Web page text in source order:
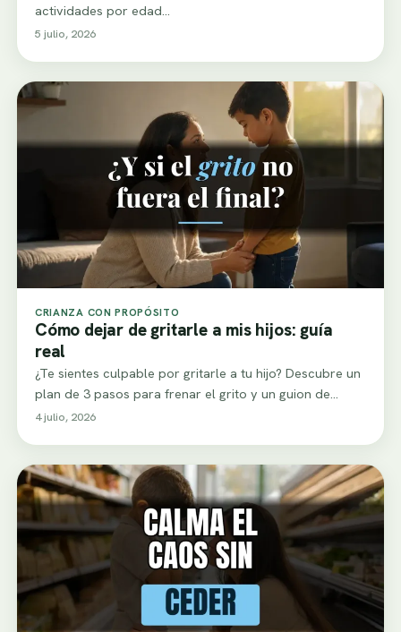
actividades por edad…
5 julio, 2026
CRIANZA CON PROPÓSITO
Cómo dejar de gritarle a mis hijos: guía
real
¿Te sientes culpable por gritarle a tu hijo? Descubre un
plan de 3 pasos para frenar el grito y un guion de…
4 julio, 2026